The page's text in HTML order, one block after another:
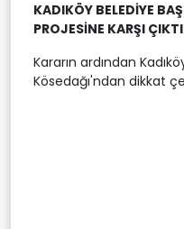
KADIKÖY BELEDİYE
PROJESİNE KARŞI ÇIKTI
Kararın ardından
Kösedağı'ndan dikkat